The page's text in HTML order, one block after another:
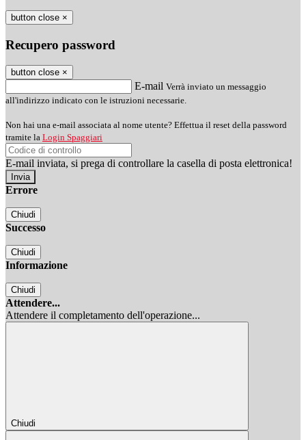
button close ×
Recupero password
button close ×
E-mail Verrà inviato un messaggio
all'indirizzo indicato con le istruzioni necessarie.
Non hai una e-mail associata al nome utente? Effettua il reset della password
tramite la Login Spaggiari
E-mail inviata, si prega di controllare la casella di posta elettronica!
Errore
Chiudi
Successo
Chiudi
Informazione
Chiudi
Attendere...
Attendere il completamento dell'operazione...
Chiudi